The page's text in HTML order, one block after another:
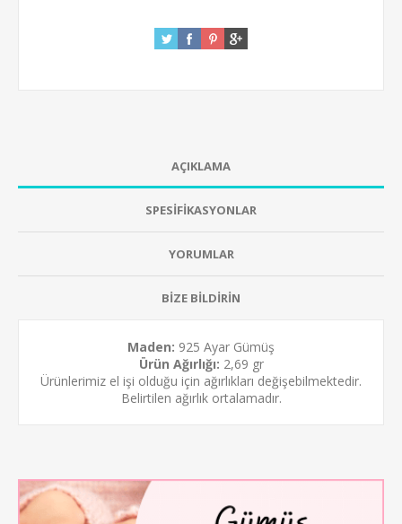
AÇIKLAMA
SPESİFİKASYONLAR
YORUMLAR
BİZE BİLDİRİN
Maden: 925 Ayar Gümüş
Ürün Ağırlığı: 2,69 gr
Ürünlerimiz el işi olduğu için ağırlıkları değişebilmektedir.
Belirtilen ağırlık ortalamadır.